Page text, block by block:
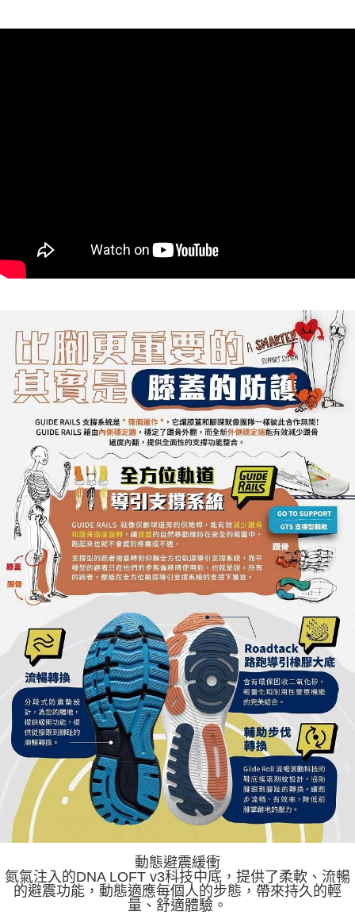
動態避震緩衝
氮氣注入的DNA LOFT v3科技中底，提供了柔軟、流暢
的避震功能，動態適應每個人的步態，帶來持久的輕
量、舒適體驗。